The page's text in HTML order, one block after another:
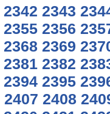
2342 2343
2355 2356
2368 2369
2381 2382
2394 2395
2407 2408